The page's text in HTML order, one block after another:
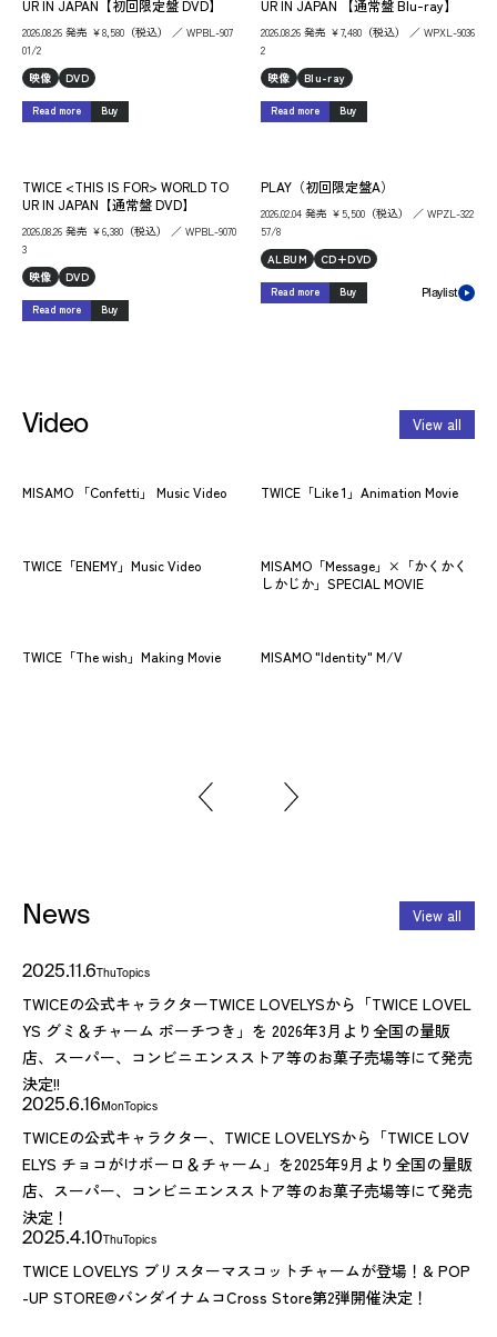
UR IN JAPAN【初回限定盤 DVD】
2026.08.26 発売 ￥8,580（税込） ／ WPBL-907
01/2
映像
DVD
Read more Buy
UR IN JAPAN 【通常盤 Blu-ray】
2026.08.26 発売 ￥7,480（税込） ／ WPXL-9036
2
映像
Blu-ray
Read more Buy
TWICE <THIS IS FOR> WORLD TO
UR IN JAPAN【通常盤 DVD】
2026.08.26 発売 ￥6,380（税込） ／ WPBL-9070
3
映像
DVD
Read more Buy
PLAY（初回限定盤A）
2026.02.04 発売 ￥5,500（税込） ／ WPZL-322
57/8
ALBUM
CD+DVD
Read more Buy Playlist
Video View all
MISAMO 「Confetti」 Music Video TWICE「Like 1」Animation Movie
TWICE「ENEMY」Music Video
MISAMO「Message」×「かくかく
しかじか」SPECIAL MOVIE
TWICE「The wish」Making Movie MISAMO "Identity" M/V
News View all
2025.11.6 Thu Topics
TWICEの公式キャラクターTWICE LOVELYSから「TWICE LOVEL
YS グミ＆チャーム ポーチつき」を 2026年3月より全国の量販
店、スーパー、コンビニエンスストア等のお菓子売場等にて発売
決定!!
2025.6.16 Mon Topics
TWICEの公式キャラクター、TWICE LOVELYSから「TWICE LOV
ELYS チョコがけボーロ＆チャーム」を2025年9月より全国の量販
店、スーパー、コンビニエンスストア等のお菓子売場等にて発売
決定！
2025.4.10 Thu Topics
TWICE LOVELYS ブリスターマスコットチャームが登場！& POP
-UP STORE@バンダイナムコCross Store第2弾開催決定！